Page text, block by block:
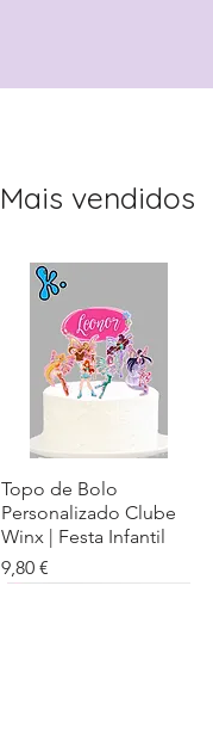
Mais vendidos
Visualização rápida
Topo de Bolo
Personalizado Clube
Winx | Festa Infantil
Preço
9,80 €